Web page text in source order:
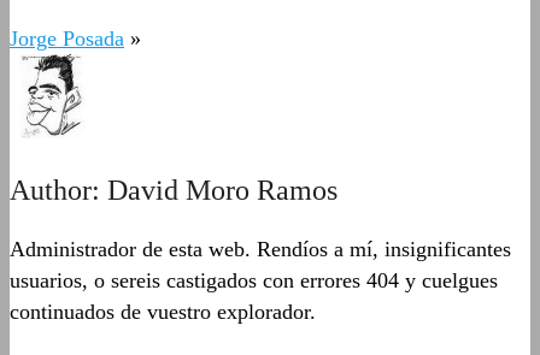
Jorge Posada »
Author: David Moro Ramos
Administrador de esta web. Rendíos a mí, insignificantes
usuarios, o sereis castigados con errores 404 y cuelgues
continuados de vuestro explorador.